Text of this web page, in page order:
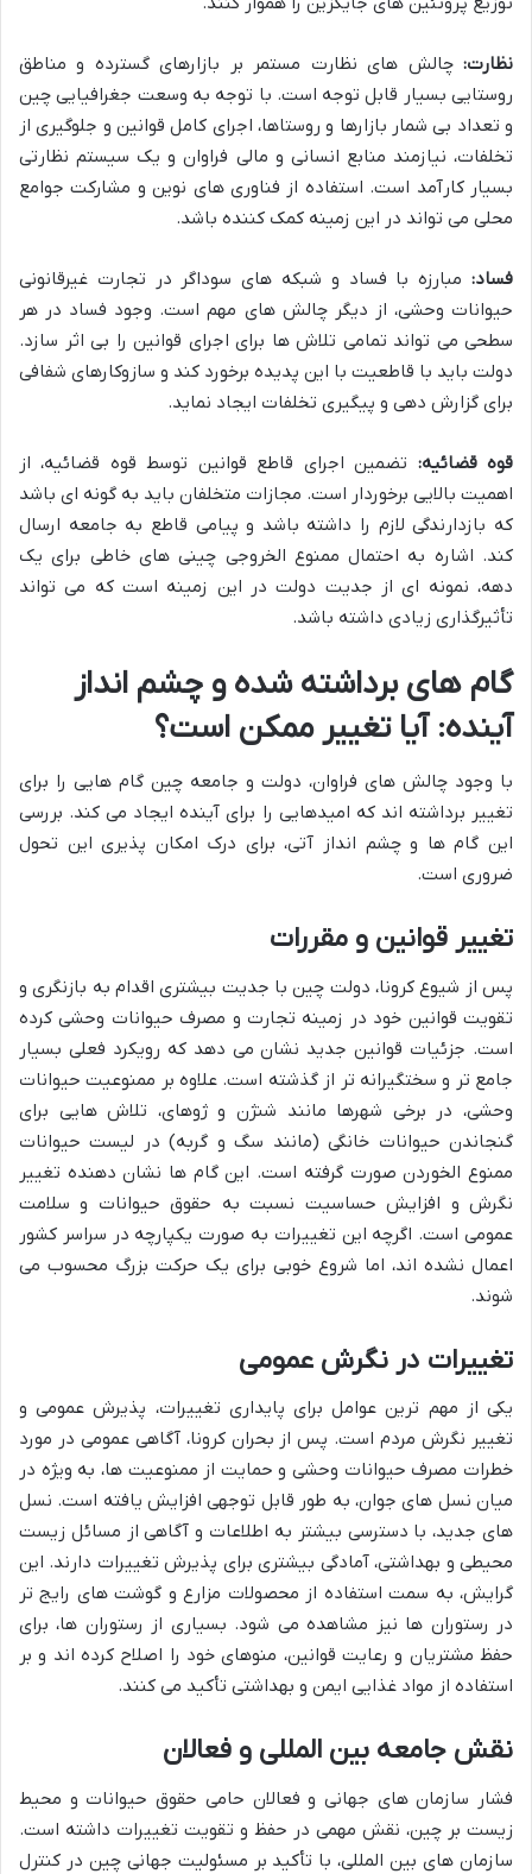
نظارت: چالش های نظارت مستمر بر بازارهای گسترده و مناطق
روستایی بسیار قابل توجه است. با توجه به وسعت جغرافیایی چین
و تعداد بی شمار بازارها و روستاها، اجرای کامل قوانین و جلوگیری از
تخلفات، نیازمند منابع انسانی و مالی فراوان و یک سیستم نظارتی
بسیار کارآمد است. استفاده از فناوری های نوین و مشارکت جوامع
محلی می تواند در این زمینه کمک کننده باشد.
فساد: مبارزه با فساد و شبکه های سوداگر در تجارت غیرقانونی
حیوانات وحشی، از دیگر چالش های مهم است. وجود فساد در هر
سطحی می تواند تمامی تلاش ها برای اجرای قوانین را بی اثر سازد.
دولت باید با قاطعیت با این پدیده برخورد کند و سازوکارهای شفافی
برای گزارش دهی و پیگیری تخلفات ایجاد نماید.
قوه قضائیه: تضمین اجرای قاطع قوانین توسط قوه قضائیه، از
اهمیت بالایی برخوردار است. مجازات متخلفان باید به گونه ای باشد
که بازدارندگی لازم را داشته باشد و پیامی قاطع به جامعه ارسال
کند. اشاره به احتمال ممنوع الخروجی چینی های خاطی برای یک
دهه، نمونه ای از جدیت دولت در این زمینه است که می تواند
تأثیرگذاری زیادی داشته باشد.
گام های برداشته شده و چشم انداز
آینده: آیا تغییر ممکن است؟
با وجود چالش های فراوان، دولت و جامعه چین گام هایی را برای
تغییر برداشته اند که امیدهایی را برای آینده ایجاد می کند. بررسی
این گام ها و چشم انداز آتی، برای درک امکان پذیری این تحول
ضروری است.
تغییر قوانین و مقررات
پس از شیوع کرونا، دولت چین با جدیت بیشتری اقدام به بازنگری و
تقویت قوانین خود در زمینه تجارت و مصرف حیوانات وحشی کرده
است. جزئیات قوانین جدید نشان می دهد که رویکرد فعلی بسیار
جامع تر و سختگیرانه تر از گذشته است. علاوه بر ممنوعیت حیوانات
وحشی، در برخی شهرها مانند شنژن و ژوهای، تلاش هایی برای
گنجاندن حیوانات خانگی (مانند سگ و گربه) در لیست حیوانات
ممنوع الخوردن صورت گرفته است. این گام ها نشان دهنده تغییر
نگرش و افزایش حساسیت نسبت به حقوق حیوانات و سلامت
عمومی است. اگرچه این تغییرات به صورت یکپارچه در سراسر کشور
اعمال نشده اند، اما شروع خوبی برای یک حرکت بزرگ محسوب می
شوند.
تغییرات در نگرش عمومی
یکی از مهم ترین عوامل برای پایداری تغییرات، پذیرش عمومی و
تغییر نگرش مردم است. پس از بحران کرونا، آگاهی عمومی در مورد
خطرات مصرف حیوانات وحشی و حمایت از ممنوعیت ها، به ویژه در
میان نسل های جوان، به طور قابل توجهی افزایش یافته است. نسل
های جدید، با دسترسی بیشتر به اطلاعات و آگاهی از مسائل زیست
محیطی و بهداشتی، آمادگی بیشتری برای پذیرش تغییرات دارند. این
گرایش، به سمت استفاده از محصولات مزارع و گوشت های رایج تر
در رستوران ها نیز مشاهده می شود. بسیاری از رستوران ها، برای
حفظ مشتریان و رعایت قوانین، منوهای خود را اصلاح کرده اند و بر
استفاده از مواد غذایی ایمن و بهداشتی تأکید می کنند.
نقش جامعه بین المللی و فعالان
فشار سازمان های جهانی و فعالان حامی حقوق حیوانات و محیط
زیست بر چین، نقش مهمی در حفظ و تقویت تغییرات داشته است.
سازمان های بین المللی، با تأکید بر مسئولیت جهانی چین در کنترل